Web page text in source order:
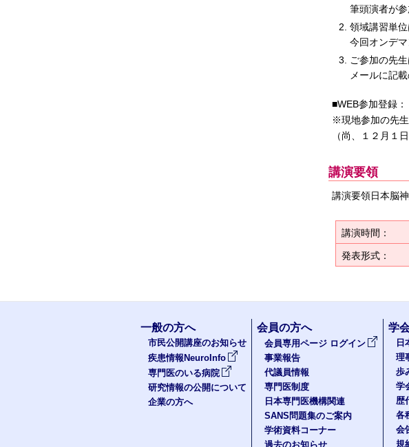
筆頭演者が
領域講習単
今回オンデ
ご参加の先
メールに記
■WEB参加登録：
※現地参加の先生
（尚、１２月１
講演要領
講演要領日本脳
講演時間：
発表形式：
一般の方へ
市民公開講座のお知らせ
疾患情報NeuroInfo
専門医のいる病院
研究情報の公開について
企業の方へ
会員の方へ
会員専用ページ ログイン
事業報告
代議員情報
専門医制度
日本専門医機構関連
SANS問題集のご案内
学術資料コーナー
過去のお知らせ
学
日
理
歩
学
歴
各
会
規